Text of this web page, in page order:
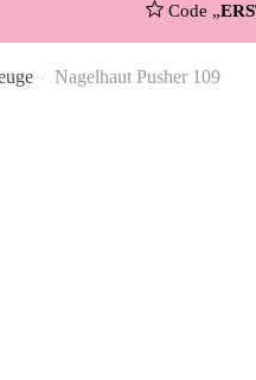
Code „
/ Nagelhaut Pusher 109